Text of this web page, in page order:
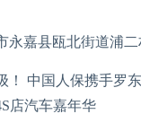
嘉县瓯北街道浦二
！ 中国人保携手罗
店汽车嘉年华